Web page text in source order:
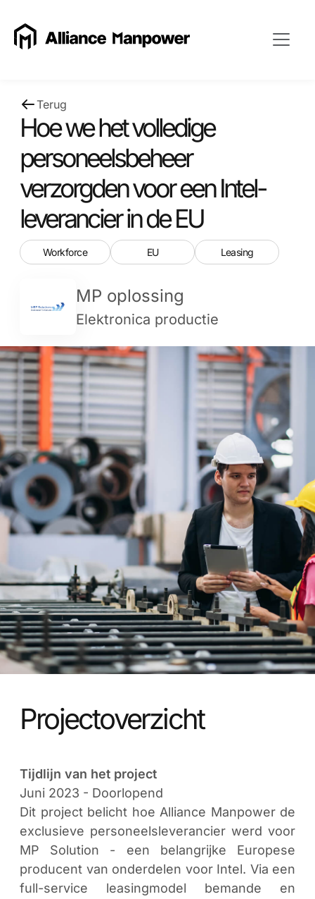
Terug
Hoe we het volledige
personeelsbeheer
verzorgden voor een Intel-
leverancier in de EU
Workforce EU Leasing
MP oplossing
Elektronica productie
Projectoverzicht
Tijdlijn van het project
Juni 2023 - Doorlopend
Dit project belicht hoe Alliance Manpower de
exclusieve personeelsleverancier werd voor
MP Solution - een belangrijke Europese
producent van onderdelen voor Intel. Via een
full-service leasingmodel bemande en